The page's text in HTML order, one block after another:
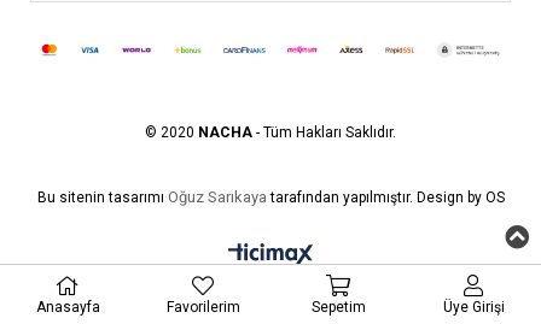
© 2020 NACHA - Tüm Hakları Saklıdır.
Bu sitenin tasarımı Oğuz Sarıkaya tarafından yapılmıştır. Design by OS
Anasayfa Favorilerim Sepetim Üye Girişi